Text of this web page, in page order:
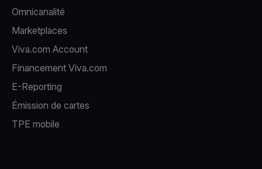
Omnicanalité
Marketplaces
Viva.com Account
Financement Viva.com
E-Reporting
Émission de cartes
TPE mobile